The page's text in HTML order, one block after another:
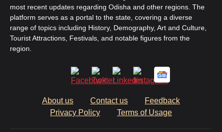
most recent updates regarding Odisha and other regions. The
platform serves as a portal to the state, covering a diverse
range of topics including History, Demography, Art and Culture,
Tourist Attractions, Festivals, and notable figures from the
region.
About us Contact us
Feedback
Privacy Policy
Terms of Usage